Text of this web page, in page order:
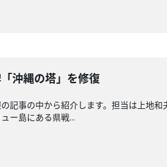
沖縄の塔」を修復
記事の中から紹介します。担当は上地
ー島にある県戦...